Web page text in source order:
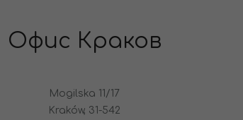
Офис Краков
Mogilska 11/17
Kraków, 31-542